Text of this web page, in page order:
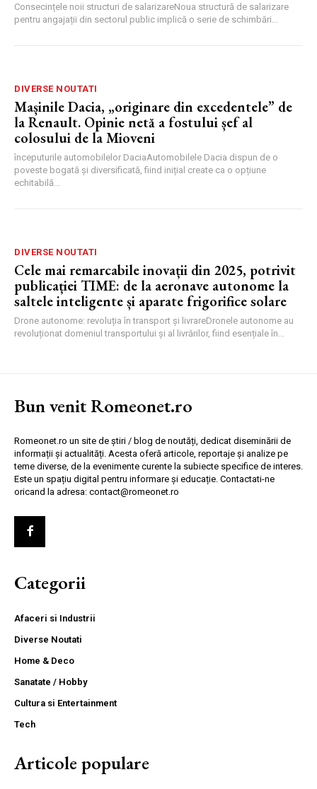
Consecințele noii structuri de salarizareNoua structură de salarizare
pentru angajații din sectorul public implică o serie de schimbări...
DIVERSE NOUTATI
Mașinile Dacia, „originare din excedentele” de
la Renault. Opinie netă a fostului șef al
colosului de la Mioveni
începuturile automobilelor DaciaAutomobilele Dacia dispun de o
poveste bogată și diversificată, fiind inițial create ca o opțiune
echitabilă...
DIVERSE NOUTATI
Cele mai remarcabile inovații din 2025, potrivit
publicației TIME: de la aeronave autonome la
saltele inteligente și aparate frigorifice solare
Drone autonome: revoluția în transport și livrareDronele autonome au
revoluționat domeniul transportului și al livrărilor, fiind esențiale în...
Bun venit Romeonet.ro
Romeonet.ro un site de știri / blog de noutăți, dedicat diseminării de
informații și actualități. Acesta oferă articole, reportaje și analize pe
teme diverse, de la evenimente curente la subiecte specifice de interes.
Este un spațiu digital pentru informare și educație. Contactati-ne
oricand la adresa: contact@romeonet.ro
Categorii
Afaceri si Industrii
Diverse Noutati
Home & Deco
Sanatate / Hobby
Cultura si Entertainment
Tech
Articole populare